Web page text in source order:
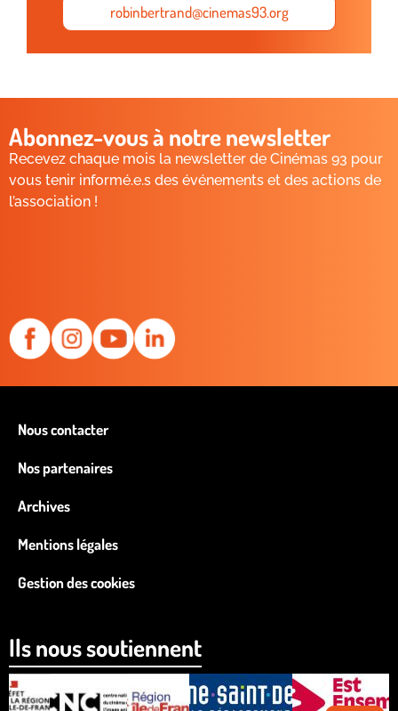
robinbertrand@cinemas93.org
Abonnez-vous à notre newsletter
Recevez chaque mois la newsletter de Cinémas 93 pour
vous tenir informé.e.s des événements et des actions de
l’association !
Nous contacter
Nos partenaires
Archives
Mentions légales
Gestion des cookies
Ils nous soutiennent